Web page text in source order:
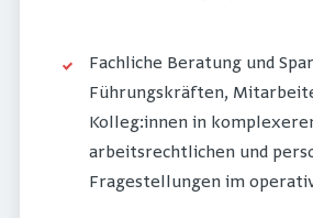
Fachliche Beratung und
Führungskräften,
Kolleg:innen in
arbeitsrechtlichen und
Fragestellungen im